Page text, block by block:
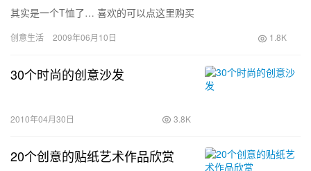
其实是一个T恤了… 喜欢的可以点这里购买
创意生活 2009年06月10日 1.8K
30个时尚的创意沙发
2010年04月30日 3.8K
20个创意的贴纸艺术作品欣赏